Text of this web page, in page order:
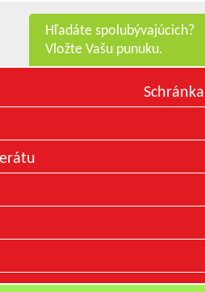
Hľadáte spolubývajúcich?
Vložte Vašu punuku.